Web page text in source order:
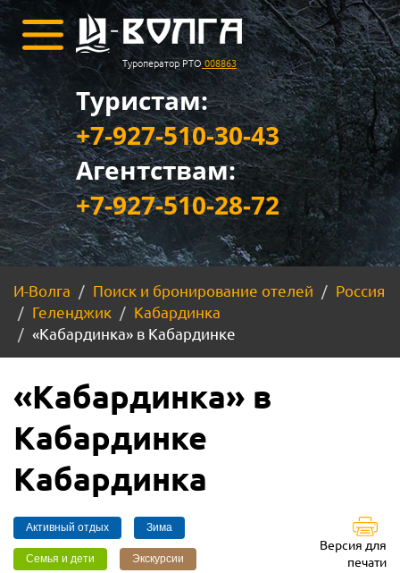
Туроператор РТО 008863
Туристам:
+7-927-510-30-43
Агентствам:
+7-927-510-28-72
И-Волга Поиск и бронирование отелей
Россия
Геленджик
Кабардинка
«Кабардинка» в Кабардинке
«Кабардинка» в
Кабардинке
Кабардинка
Активный отдых Зима
Семья и дети Экскурсии
Версия для
печати